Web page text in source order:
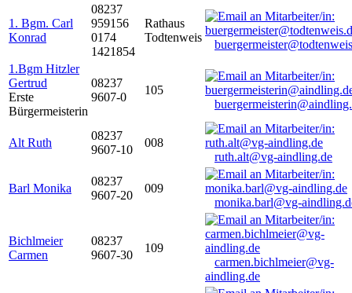
1. Bgm. Carl
Konrad
08237
959156
0174
1421854
Rathaus
Todtenweis
1.Bgm Hitzler
Gertrud
Erste
Bürgermeisterin
08237
9607-0
105
Alt Ruth
08237
9607-10
008
ruth.alt@vg-aindling.de
Barl Monika
08237
9607-20
009
monika.barl@vg-
Bichlmeier
Carmen
08237
9607-30
109
carmen.bichlmeier@vg-
aindling.de